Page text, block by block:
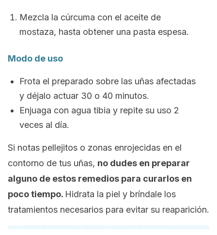
Mezcla la cúrcuma con el aceite de
mostaza, hasta obtener una pasta espesa.
Modo de uso
Frota el preparado sobre las uñas afectadas
y déjalo actuar 30 o 40 minutos.
Enjuaga con agua tibia y repite su uso 2
veces al día.
Si notas pellejitos o zonas enrojecidas en el
contorno de tus uñas, no dudes en preparar
alguno de estos remedios para curarlos en
poco tiempo. Hidrata la piel y bríndale los
tratamientos necesarios para evitar su reaparición.